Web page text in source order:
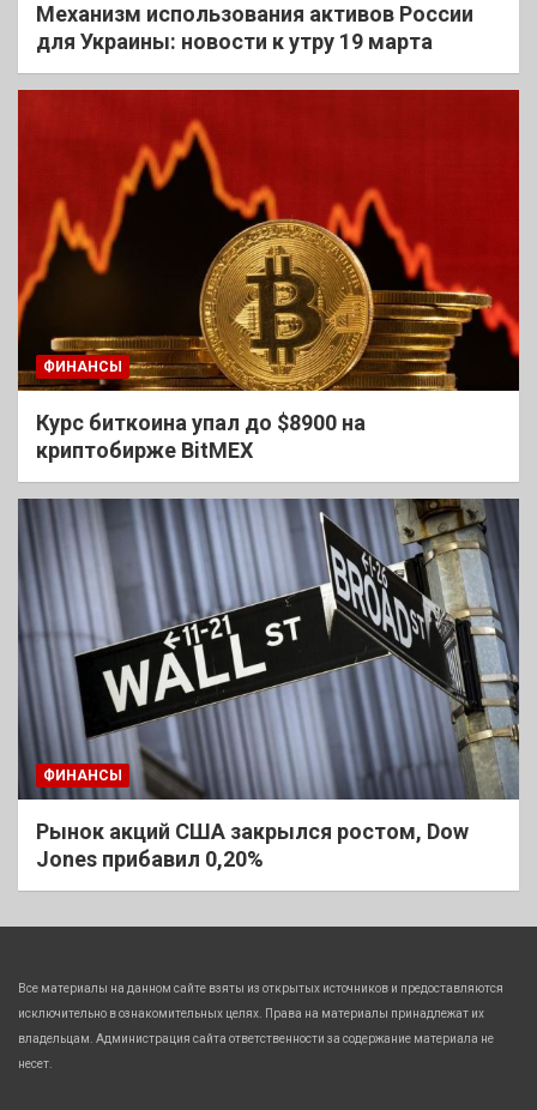
Механизм использования активов России
для Украины: новости к утру 19 марта
ФИНАНСЫ
Курс биткоина упал до $8900 на
криптобирже BitMEX
ФИНАНСЫ
Рынок акций США закрылся ростом, Dow
Jones прибавил 0,20%
Все материалы на данном сайте взяты из открытых источников и предоставляются
исключительно в ознакомительных целях. Права на материалы принадлежат их
владельцам. Администрация сайта ответственности за содержание материала не
несет.